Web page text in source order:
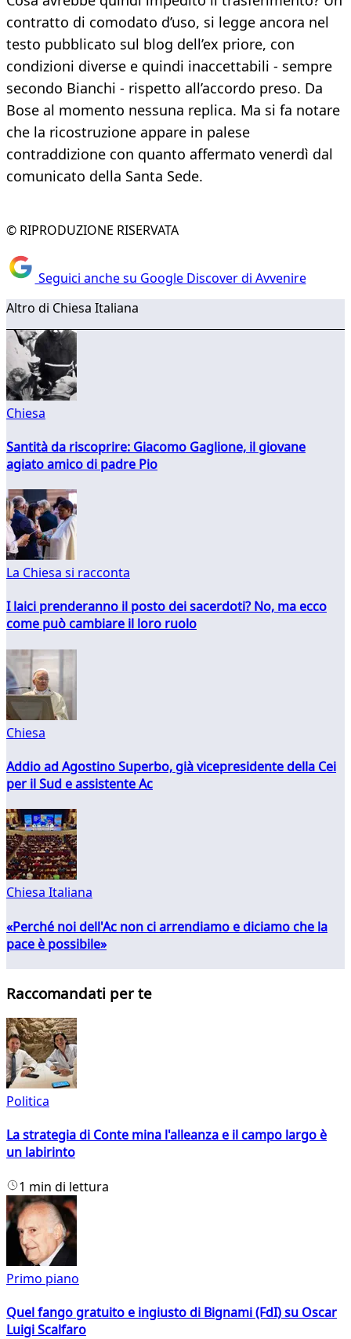
contratto di comodato d’uso, si legge ancora nel
testo pubblicato sul blog dell’ex priore, con
condizioni diverse e quindi inaccettabili - sempre
secondo Bianchi - rispetto all’accordo preso. Da
Bose al momento nessuna replica. Ma si fa notare
che la ricostruzione appare in palese
contraddizione con quanto affermato venerdì dal
comunicato della Santa Sede.
© RIPRODUZIONE RISERVATA
Seguici anche su Google Discover di Avvenire
Altro di Chiesa Italiana
Chiesa
Santità da riscoprire: Giacomo Gaglione, il giovane
agiato amico di padre Pio
La Chiesa si racconta
I laici prenderanno il posto dei sacerdoti? No, ma ecco
come può cambiare il loro ruolo
Chiesa
Addio ad Agostino Superbo, già vicepresidente della Cei
per il Sud e assistente Ac
Chiesa Italiana
«Perché noi dell'Ac non ci arrendiamo e diciamo che la
pace è possibile»
Raccomandati per te
Politica
La strategia di Conte mina l'alleanza e il campo largo è
un labirinto
1 min di lettura
Primo piano
Quel fango gratuito e ingiusto di Bignami (FdI) su Oscar
Luigi Scalfaro